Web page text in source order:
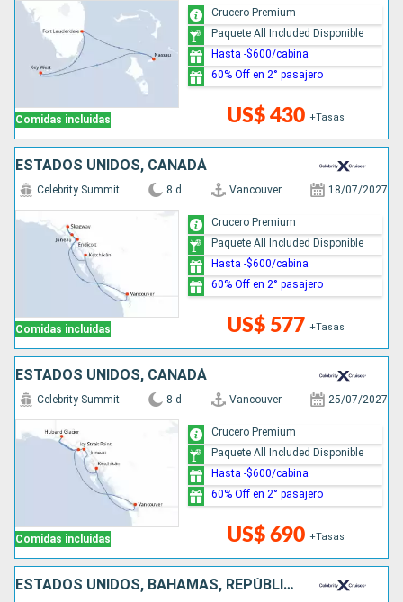
Comidas incluidas US$ 430 +Tasas
Crucero Premium
Paquete All Included Disponible
Hasta -$600/cabina
60% Off en 2° pasajero
ESTADOS UNIDOS, CANADÁ
Comidas incluidas
Celebrity Summit 8 d Vancouver 18/07/2027
US$ 577 +Tasas
Crucero Premium
Paquete All Included Disponible
Hasta -$600/cabina
60% Off en 2° pasajero
ESTADOS UNIDOS, CANADÁ
Comidas incluidas
Celebrity Summit 8 d Vancouver 25/07/2027
US$ 690 +Tasas
Crucero Premium
Paquete All Included Disponible
Hasta -$600/cabina
60% Off en 2° pasajero
ESTADOS UNIDOS, BAHAMAS, REPÚBLICA DOMINICANA